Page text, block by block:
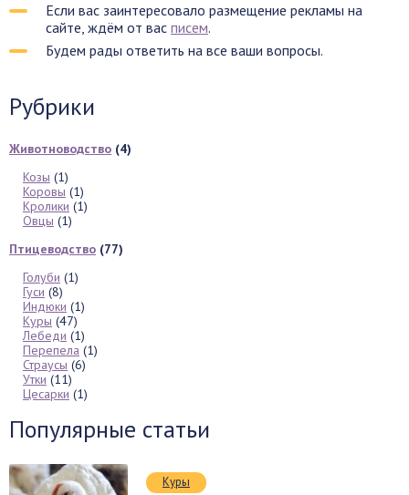
Если вас заинтересовало размещение рекламы на
сайте, ждём от вас писем.
Будем рады ответить на все ваши вопросы.
Рубрики
Животноводство (4)
Козы (1)
Коровы (1)
Кролики (1)
Овцы (1)
Птицеводство (77)
Голуби (1)
Гуси (8)
Индюки (1)
Куры (47)
Лебеди (1)
Перепела (1)
Страусы (6)
Утки (11)
Цесарки (1)
Популярные статьи
Куры